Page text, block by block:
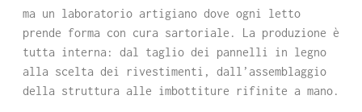
ma un laboratorio artigiano dove ogni letto
prende forma con cura sartoriale. La produzione è
tutta interna: dal taglio dei pannelli in legno
alla scelta dei rivestimenti, dall’assemblaggio
della struttura alle imbottiture rifinite a mano.